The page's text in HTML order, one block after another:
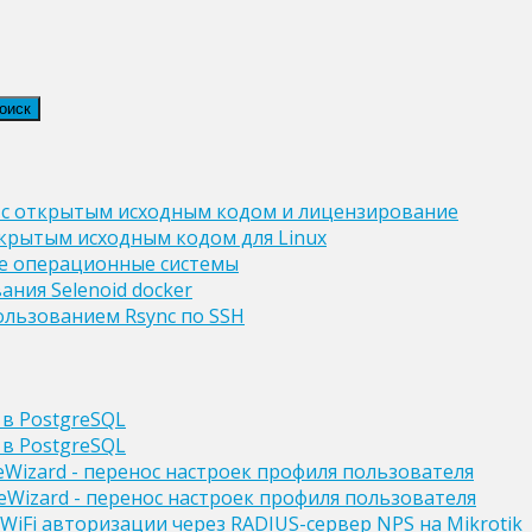
открытым исходным кодом и лицензирование
исходным кодом для Linux
операционные системы
Selenoid docker
Rsync по SSH
PostgreSQL
PostgreSQL
- перенос настроек профиля пользователя
- перенос настроек профиля пользователя
авторизации через RADIUS-сервер NPS на Mikrotik